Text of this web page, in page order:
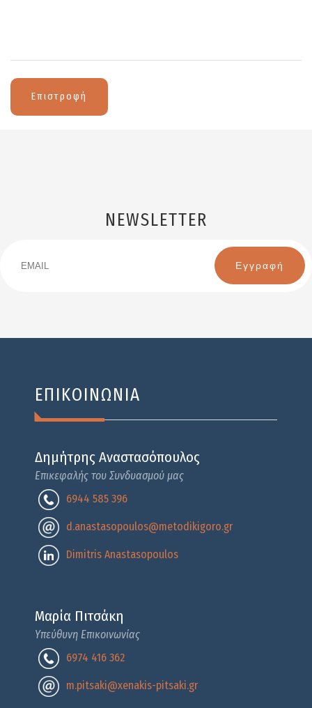
Επιστροφή
NEWSLETTER
ΕΠΙΚΟΙΝΩΝΙΑ
Δημήτρης Αναστασόπουλος
Επικεφαλής του Συνδυασμού μας
6944 585 396
d.anastasopoulos@metodikigoro.gr
Dimitris Anastasopoulos
Μαρία Πιτσάκη
Υπεύθυνη Επικοινωνίας
6974 416 362
m.pitsaki@xenakis-pitsaki.gr